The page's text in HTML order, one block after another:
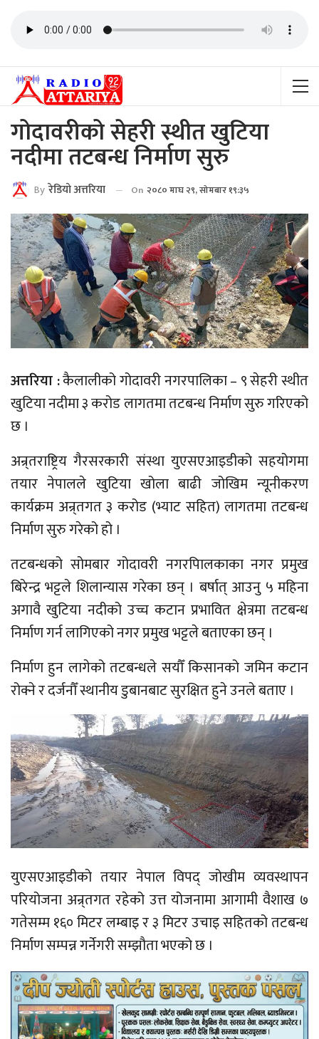
गोदावरीको सेहरी स्थीत खुटिया
नदीमा तटबन्ध निर्माण सुरु
By रेडियाे अत्तरिया On २०८० माघ २९, सोमबार १९:३५
अत्तरिया :कैलालीको गोदावरी नगरपालिका – ९ सेहरी स्थीत
खुटिया नदीमा ३ करोड लागतमा तटबन्ध निर्माण सुरु गरिएको
छ ।
अन्र्तराष्ट्रिय गैरसरकारी संस्था युएसएआइडीको सहयोगमा
तयार नेपालले खुटिया खोला बाढी जोखिम न्यूनीकरण
कार्यक्रम अन्र्तगत ३ करोड (भ्याट सहित) लागतमा तटबन्ध
निर्माण सुरु गरेको हो ।
तटबन्धको सोमबार गोदावरी नगरपािलकाका नगर प्रमुख
बिरेन्द्र भट्टले शिलान्यास गरेका छन् । बर्षात् आउनु ५ महिना
अगावै खुटिया नदीको उच्च कटान प्रभावित क्षेत्रमा तटबन्ध
निर्माण गर्न लागिएको नगर प्रमुख भट्टले बताएका छन् ।
निर्माण हुन लागेको तटबन्धले सयौँ किसानको जमिन कटान
रोक्ने र दर्जनौँ स्थानीय डुबानबाट सुरक्षित हुने उनले बताए ।
युएसएआइडीको तयार नेपाल विपद् जोखीम व्यवस्थापन
परियोजना अन्र्तगत रहेको उत्त योजनामा आगामी वैशाख ७
गतेसम्म १६० मिटर लम्बाइ र ३ मिटर उचाइ सहितको तटबन्ध
निर्माण सम्पन्न गर्नेगरी सम्झौता भएको छ ।